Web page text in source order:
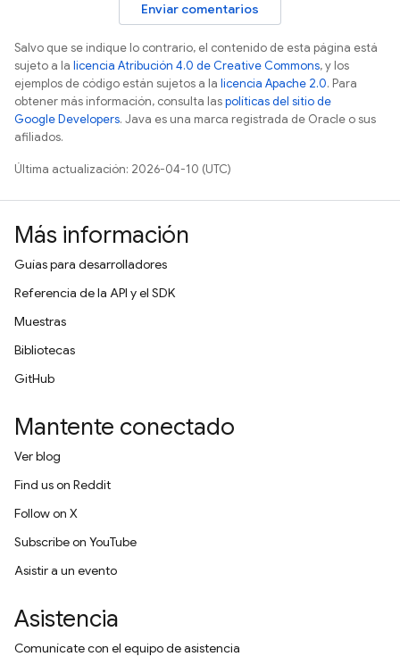
Enviar comentarios
Salvo que se indique lo contrario, el contenido de esta página está
sujeto a la licencia Atribución 4.0 de Creative Commons, y los
ejemplos de código están sujetos a la licencia Apache 2.0. Para
obtener más información, consulta laspolíticas del sitio de
Google Developers. Java es una marca registrada de Oracle o sus
afiliados.
Última actualización: 2026-04-10 (UTC)
Más información
Guías para desarrolladores
Referencia de la API y el SDK
Muestras
Bibliotecas
GitHub
Mantente conectado
Ver blog
Find us on Reddit
Follow on X
Subscribe on YouTube
Asistir a un evento
Asistencia
Comunícate con el equipo de asistencia